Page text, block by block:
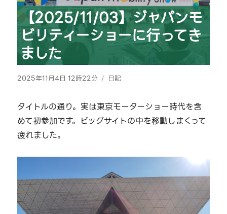
【2025/11/03】ジャパンモ
ビリティーショーに行ってき
ました
投
2025年11月4日 12時22分
カ
リ
ー
日記
タイトルの通り。実は東京モーターショー時代を含
めて初参加です。ビッグサイトの中を移動しまくって
疲れました。